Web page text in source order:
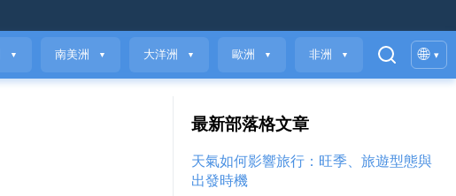
▼ 南美洲 ▼ 大洋洲 ▼ 歐洲 ▼ 非洲 ▼ 🌐 ▾
最新部落格文章
天氣如何影響旅行：旺季、旅遊型態與
出發時機